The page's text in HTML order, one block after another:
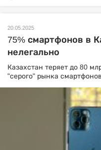
20.05.2025
75% смартфонов в
нелегально
Казахстан теряет до 80
"серого" рынка смартфонов.